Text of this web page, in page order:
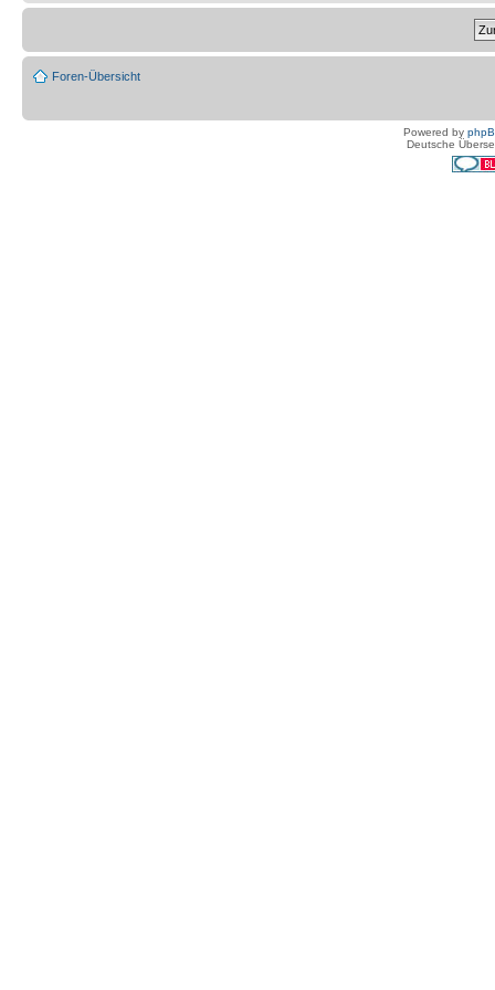
Foren-Übersicht
Powered by
Deutsche